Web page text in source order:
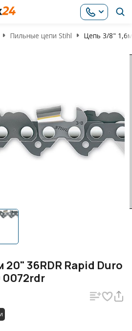
Пильные цепи Stihl Цепь 3/8"
36RDR Rapid Duro
0072rdr